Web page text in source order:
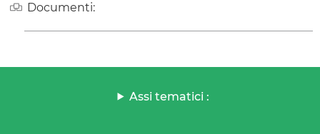
Documenti:
Assi tematici :